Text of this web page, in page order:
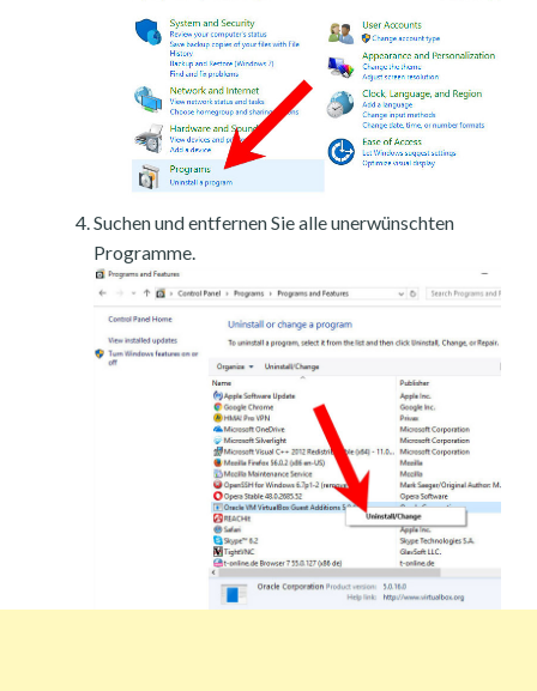
Suchen und entfernen Sie alle unerwünschten
Programme.